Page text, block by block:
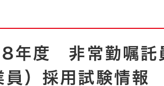
救急・消防
上水道・下水道
住宅
環境
市政
市役所・施
年度 非常勤嘱託
員）採用試験情報